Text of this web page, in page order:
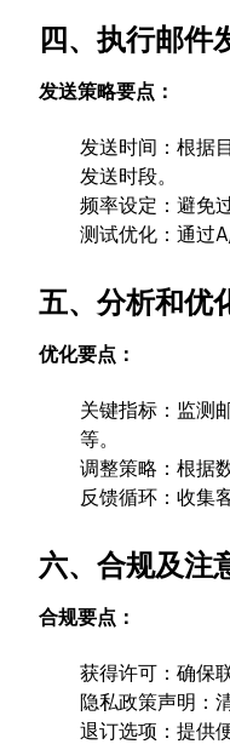
四、执行邮件
发送策略要点：
发送时间：根据
发送时段。
频率设定：避免
测试优化：通过
五、分析和优
优化要点：
关键指标：监测
等。
调整策略：根据
反馈循环：收集
六、合规及注
合规要点：
获得许可：确保
隐私政策声明：
退订选项：提供